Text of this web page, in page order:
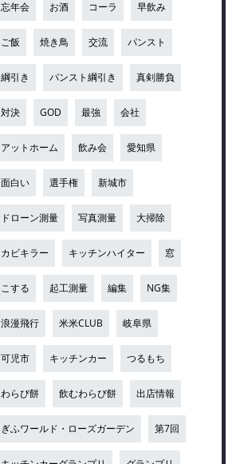
忘年会 お酒 コーラ 早飲み
ご飯 焼き鳥 交流 パンスト
綱引き パンスト綱引き 真剣勝負
対決 GOD 最強 会社
アットホーム 飲み会 愛知県
面白い 選手権 新城市
ドローン測量 写真測量 大掃除
カビキラー キッチンハイター 窓
こする 起工測量 編集 NG集
浪漫飛行 米米CLUB 岐阜県
可児市 キッチンカー つるもち
わらび餅 飲むわらび餅 出店情報
ぎふワールド・ローズガーデン 第7回